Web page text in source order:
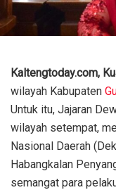
Kaltengtoday.com,
wilayah Kabupaten
Untuk itu, Jajaran
wilayah setempat,
Nasional Daerah
Habangkalan
semangat para